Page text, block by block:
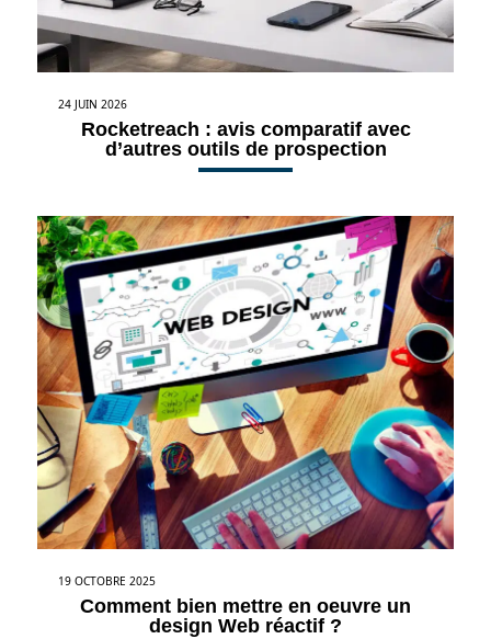
24 JUIN 2026
Rocketreach : avis comparatif avec
d’autres outils de prospection
19 OCTOBRE 2025
Comment bien mettre en oeuvre un
design Web réactif ?